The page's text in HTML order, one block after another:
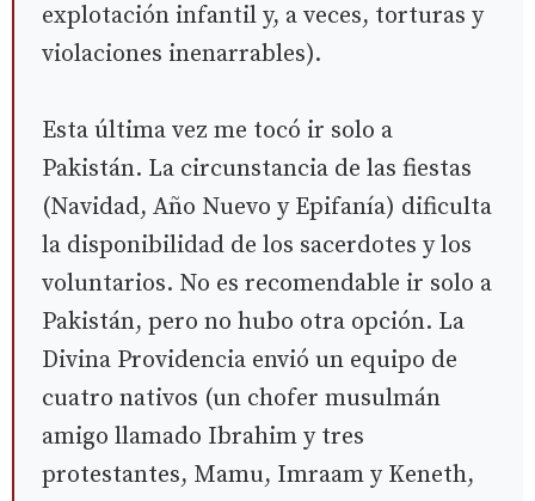
explotación infantil y, a veces, torturas y
violaciones inenarrables).
Esta última vez me tocó ir solo a
Pakistán. La circunstancia de las fiestas
(Navidad, Año Nuevo y Epifanía) dificulta
la disponibilidad de los sacerdotes y los
voluntarios. No es recomendable ir solo a
Pakistán, pero no hubo otra opción. La
Divina Providencia envió un equipo de
cuatro nativos (un chofer musulmán
amigo llamado Ibrahim y tres
protestantes, Mamu, Imraam y Keneth,